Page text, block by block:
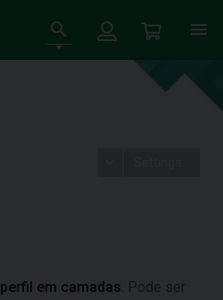
perfil em camadas . Pode ser